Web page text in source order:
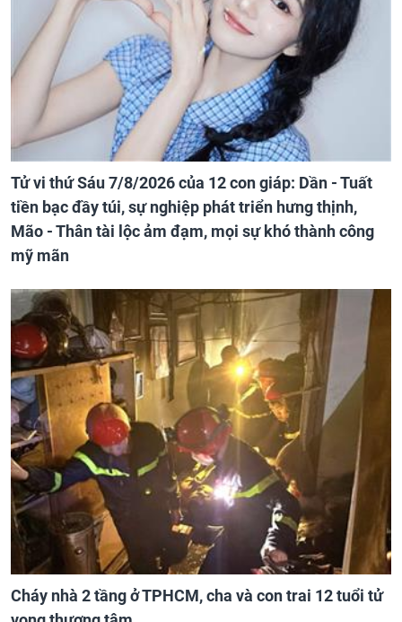
Tử vi thứ Sáu 7/8/2026 của 12 con giáp: Dần - Tuất
tiền bạc đầy túi, sự nghiệp phát triển hưng thịnh,
Mão - Thân tài lộc ảm đạm, mọi sự khó thành công
mỹ mãn
Cháy nhà 2 tầng ở TPHCM, cha và con trai 12 tuổi tử